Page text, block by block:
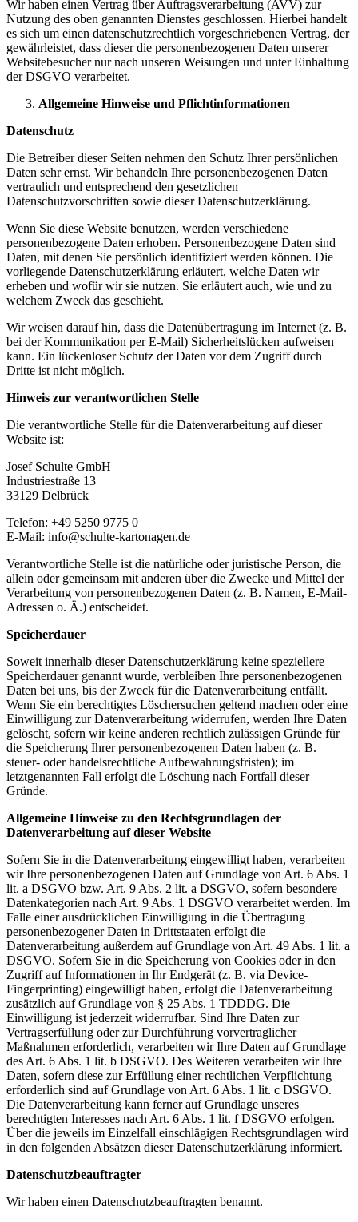
Wir haben einen Vertrag über Auftragsverarbeitung (AVV) zur
Nutzung des oben genannten Dienstes geschlossen. Hierbei handelt
es sich um einen datenschutzrechtlich vorgeschriebenen Vertrag, der
gewährleistet, dass dieser die personenbezogenen Daten unserer
Websitebesucher nur nach unseren Weisungen und unter Einhaltung
der DSGVO verarbeitet.
Allgemeine Hinweise und Pflichtinformationen
Datenschutz
Die Betreiber dieser Seiten nehmen den Schutz Ihrer persönlichen
Daten sehr ernst. Wir behandeln Ihre personenbezogenen Daten
vertraulich und entsprechend den gesetzlichen
Datenschutzvorschriften sowie dieser Datenschutzerklärung.
Wenn Sie diese Website benutzen, werden verschiedene
personenbezogene Daten erhoben. Personenbezogene Daten sind
Daten, mit denen Sie persönlich identifiziert werden können. Die
vorliegende Datenschutzerklärung erläutert, welche Daten wir
erheben und wofür wir sie nutzen. Sie erläutert auch, wie und zu
welchem Zweck das geschieht.
Wir weisen darauf hin, dass die Datenübertragung im Internet (z. B.
bei der Kommunikation per E-Mail) Sicherheitslücken aufweisen
kann. Ein lückenloser Schutz der Daten vor dem Zugriff durch
Dritte ist nicht möglich.
Hinweis zur verantwortlichen Stelle
Die verantwortliche Stelle für die Datenverarbeitung auf dieser
Website ist:
Josef Schulte GmbH
Industriestraße 13
33129 Delbrück
Telefon: +49 5250 9775 0
E-Mail: info@schulte-kartonagen.de
Verantwortliche Stelle ist die natürliche oder juristische Person, die
allein oder gemeinsam mit anderen über die Zwecke und Mittel der
Verarbeitung von personenbezogenen Daten (z. B. Namen, E-Mail-
Adressen o. Ä.) entscheidet.
Speicherdauer
Soweit innerhalb dieser Datenschutzerklärung keine speziellere
Speicherdauer genannt wurde, verbleiben Ihre personenbezogenen
Daten bei uns, bis der Zweck für die Datenverarbeitung entfällt.
Wenn Sie ein berechtigtes Löschersuchen geltend machen oder eine
Einwilligung zur Datenverarbeitung widerrufen, werden Ihre Daten
gelöscht, sofern wir keine anderen rechtlich zulässigen Gründe für
die Speicherung Ihrer personenbezogenen Daten haben (z. B.
steuer- oder handelsrechtliche Aufbewahrungsfristen); im
letztgenannten Fall erfolgt die Löschung nach Fortfall dieser
Gründe.
Allgemeine Hinweise zu den Rechtsgrundlagen der
Datenverarbeitung auf dieser Website
Sofern Sie in die Datenverarbeitung eingewilligt haben, verarbeiten
wir Ihre personenbezogenen Daten auf Grundlage von Art. 6 Abs. 1
lit. a DSGVO bzw. Art. 9 Abs. 2 lit. a DSGVO, sofern besondere
Datenkategorien nach Art. 9 Abs. 1 DSGVO verarbeitet werden. Im
Falle einer ausdrücklichen Einwilligung in die Übertragung
personenbezogener Daten in Drittstaaten erfolgt die
Datenverarbeitung außerdem auf Grundlage von Art. 49 Abs. 1 lit. a
DSGVO. Sofern Sie in die Speicherung von Cookies oder in den
Zugriff auf Informationen in Ihr Endgerät (z. B. via Device-
Fingerprinting) eingewilligt haben, erfolgt die Datenverarbeitung
zusätzlich auf Grundlage von § 25 Abs. 1 TDDDG. Die
Einwilligung ist jederzeit widerrufbar. Sind Ihre Daten zur
Vertragserfüllung oder zur Durchführung vorvertraglicher
Maßnahmen erforderlich, verarbeiten wir Ihre Daten auf Grundlage
des Art. 6 Abs. 1 lit. b DSGVO. Des Weiteren verarbeiten wir Ihre
Daten, sofern diese zur Erfüllung einer rechtlichen Verpflichtung
erforderlich sind auf Grundlage von Art. 6 Abs. 1 lit. c DSGVO.
Die Datenverarbeitung kann ferner auf Grundlage unseres
berechtigten Interesses nach Art. 6 Abs. 1 lit. f DSGVO erfolgen.
Über die jeweils im Einzelfall einschlägigen Rechtsgrundlagen wird
in den folgenden Absätzen dieser Datenschutzerklärung informiert.
Datenschutzbeauftragter
Wir haben einen Datenschutzbeauftragten benannt.